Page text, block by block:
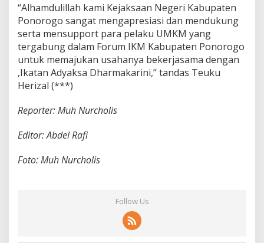
i
“Alhamdulillah kami Kejaksaan Negeri Kabupaten
Ponorogo sangat mengapresiasi dan mendukung
serta mensupport para pelaku UMKM yang
tergabung dalam Forum IKM Kabupaten Ponorogo
untuk memajukan usahanya bekerjasama dengan
,Ikatan Adyaksa Dharmakarini,” tandas Teuku
Herizal (***)
Reporter: Muh Nurcholis
Editor: Abdel Rafi
Foto: Muh Nurcholis
Follow Us